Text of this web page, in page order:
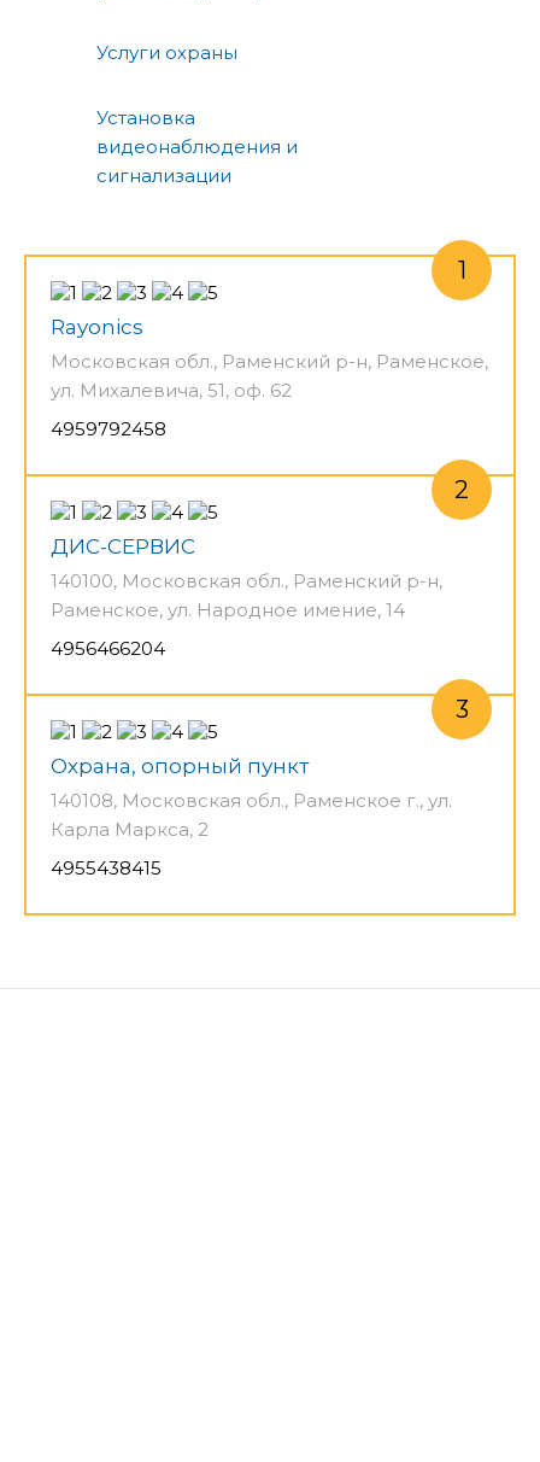
Услуги охраны
Установка
видеонаблюдения и
сигнализации
Rayonics
Московская обл., Раменский р-н, Раменское,
ул. Михалевича, 51, оф. 62
4959792458
ДИС-СЕРВИС
140100, Московская обл., Раменский р-н,
Раменское, ул. Народное имение, 14
4956466204
Охрана, опорный пункт
140108, Московская обл., Раменское г., ул.
Карла Маркса, 2
4955438415